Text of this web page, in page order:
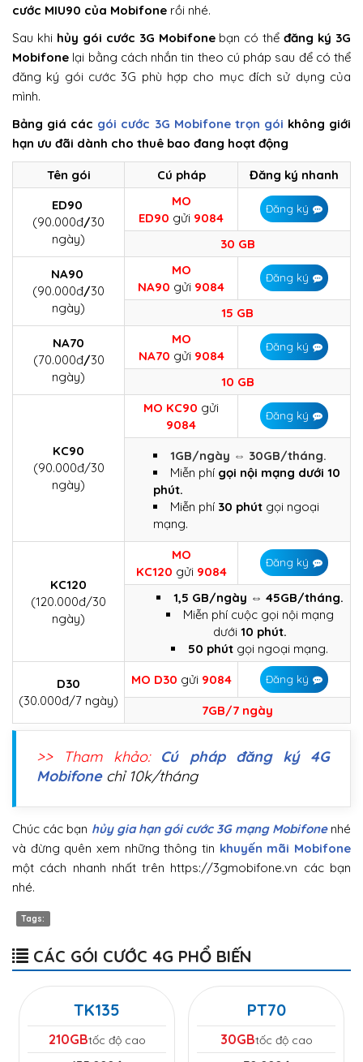
cước MIU90 của Mobifone rồi nhé.
Sau khihủy gói cước 3G Mobifone bạn có thểđăng ký 3G
Mobifone lại bằng cách nhắn tin theo cú pháp sau để có thể
đăng ký gói cước 3G phù hợp cho mục đích sử dụng của
mình.
Bảng giá các gói cước 3G Mobifone trọn gói không giới
hạn ưu đãi dành cho thuê bao đang hoạt động
Tên gói Cú pháp
Đăng ký nhanh
ED90
(90.000đ/30
ngày)
MO
ED90 gửi 9084
Đăng ký
30 GB
NA90
(90.000đ/30
ngày)
MO
NA90 gửi 9084
Đăng ký
15 GB
NA70
(70.000đ/30
ngày)
MO
NA70 gửi 9084
Đăng ký
10 GB
KC90
(90.000đ/30
ngày)
MO KC90 gửi
9084
Đăng ký
1GB/ngày ⇔ 30GB/tháng.
Miễn phí gọi nội mạng dưới 10
phút.
Miễn phí 30 phút gọi ngoại
mạng.
KC120
(120.000đ/30
ngày)
MO
KC120 gửi 9084
Đăng ký
1,5 GB/ngày ⇔ 45GB/tháng.
Miễn phí cuộc gọi nội mạng
dưới 10 phút.
50 phút gọi ngoại mạng.
D30
(30.000đ/7 ngày)
MO D30 gửi 9084 Đăng ký
7GB/7 ngày
>> Tham khảo:
Cú pháp đăng ký 4G
Mobifonechỉ 10k/tháng
Chúc các bạn hủy gia hạn gói cước 3G mạng Mobifonenhé
và đừng quên xem những thông tin khuyến mãi Mobifone
một cách nhanh nhất trên https://3gmobifone.vn các bạn
nhé.
Tags:
CÁC GÓI CƯỚC 4G PHỔ BIẾN
TK135
210GBtốc độ cao
PT70
30GBtốc độ cao